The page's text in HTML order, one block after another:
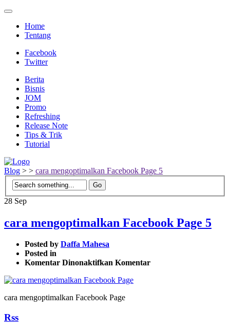
Home
Tentang
Facebook
Twitter
Berita
Bisnis
JOM
Promo
Refreshing
Release Note
Tips & Trik
Tutorial
Blog > > cara mengoptimalkan Facebook Page 5
28 Sep
cara mengoptimalkan Facebook Page 5
Posted by Daffa Mahesa
Posted in
Komentar Dinonaktifkan pada
mengoptimalkan
Page
Komentar
cara mengoptimalkan Facebook Page
Rss